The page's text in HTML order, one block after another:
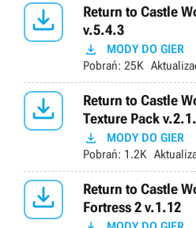

Return to Castle
v.5.4.3
 MODY DO GIER
Pobrań: 25K

Return to Castle
Texture Pack
 MODY DO GIER
Pobrań: 1.2K

Return to Castle
Fortress 2 v.1.12